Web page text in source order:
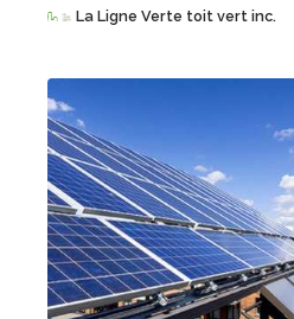
La Ligne Verte toit vert inc.